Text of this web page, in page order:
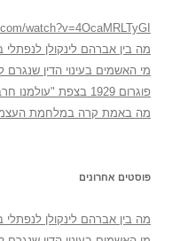
watch?v=4OcaMRLTyGI
מה בין אברהם לינקולן לנפתלי
מי האשמים בעינוי הדין שנגרם
פוגרום 1929 בצפת "עולמנו חרב עלינו"
מה באמת קרה במלחמת
פוסטים אחרונים
מה בין אברהם לינקולן לנפתלי